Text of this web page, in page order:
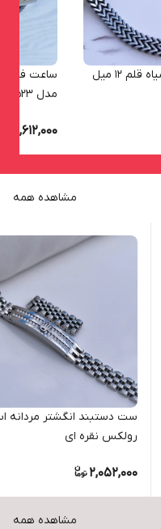
زنجیر دوبل مردانه سیاه قلم ۱۲ میل
ساعت
مدل 1523
2,612,000
مشاهده همه
ست دستبند انگشتر مردانه
رولکس نقره ای
2,052,000
مشاهده همه